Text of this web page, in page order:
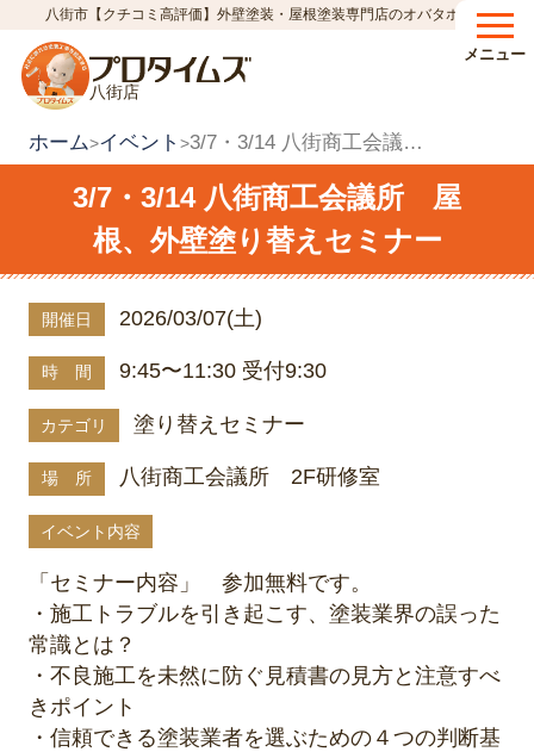
八街市【クチコミ高評価】外壁塗装・屋根塗装専門店のオバタホーム
八街店
メニュー
ホーム>イベント > 3/7・3/14 八街商工会議所 屋根、外壁塗り替えセミナー
3/7・3/14 八街商工会議所 屋
根、外壁塗り替えセミナー
開催日 2026/03/07(土)
時 間 9:45〜11:30 受付9:30
カテゴリ 塗り替えセミナー
場 所 八街商工会議所 2F研修室
イベント内容
「セミナー内容」 参加無料です。
・施工トラブルを引き起こす、塗装業界の誤った
常識とは？
・不良施工を未然に防ぐ見積書の見方と注意すべ
きポイント
・信頼できる塗装業者を選ぶための４つの判断基